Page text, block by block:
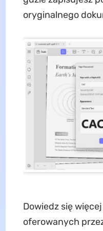
oryginalnego
Dowiedz się
oferowanych